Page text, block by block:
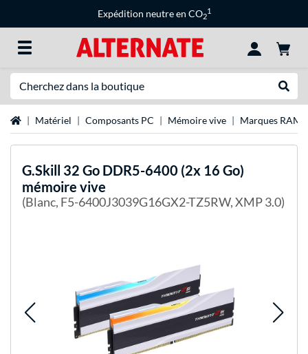
Expédition neutre en CO2
1
Page d'accueil
Matériel Composants PC Mémoire vive Marques RAM
G.Skill 32 Go DDR5-6400 (2x 16 Go)
mémoire vive
(Blanc, F5-6400J3039G16GX2-TZ5RW, XMP 3.0)